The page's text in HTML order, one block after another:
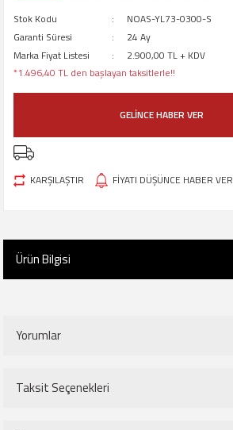
Stok Kodu
NOAS-YL73-0300-S
Garanti Süresi
24 Ay
Marka Fiyat Listesi
2.900,00 TL + KDV
*1.496,40 TL den başlayan taksitlerle!!
GELİNCE HABER VER
KARŞILAŞTIR FİYATI DÜŞÜNCE HABER VER
Ürün Bilgisi
Yorumlar
Taksit Seçenekleri